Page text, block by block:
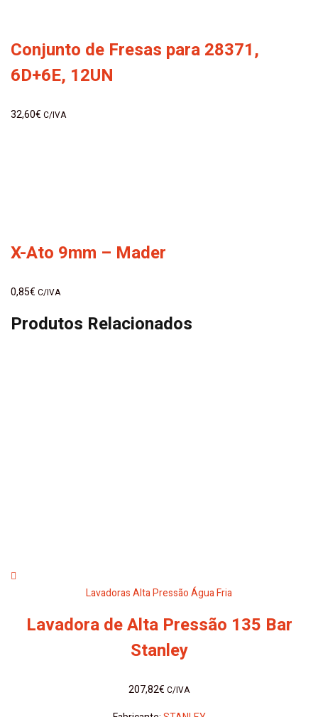
Conjunto de Fresas para 28371,
6D+6E, 12UN
32,60€ C/IVA
X-Ato 9mm – Mader
0,85€ C/IVA
Produtos Relacionados
Lavadoras Alta Pressão Água Fria
Lavadora de Alta Pressão 135 Bar
Stanley
207,82€ C/IVA